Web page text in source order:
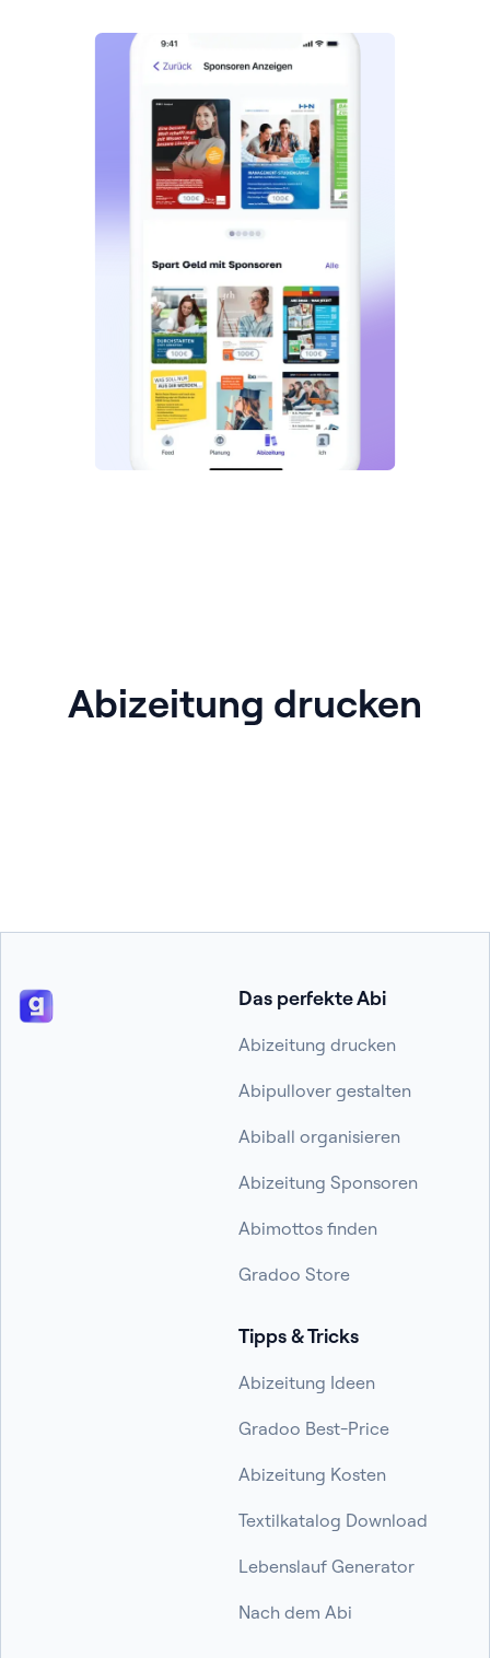
Abizeitung drucken
Das perfekte Abi
Abizeitung drucken
Abipullover gestalten
Abiball organisieren
Abizeitung Sponsoren
Abimottos finden
Gradoo Store
Tipps & Tricks
Abizeitung Ideen
Gradoo Best-Price
Abizeitung Kosten
Textilkatalog Download
Lebenslauf Generator
Nach dem Abi